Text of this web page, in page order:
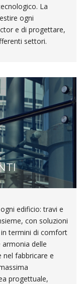
La
ogni
e di progettare,
settori.
edificio: travi e
con soluzioni
termini di comfort
delle
fabbricare e
progettuale,